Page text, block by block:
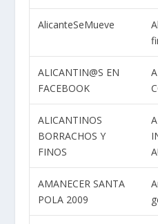
AlicanteSeMueve
ALICANTIN@S EN
FACEBOOK
ALICANTINOS
BORRACHOS Y
FINOS
AMANECER SANTA
POLA 2009